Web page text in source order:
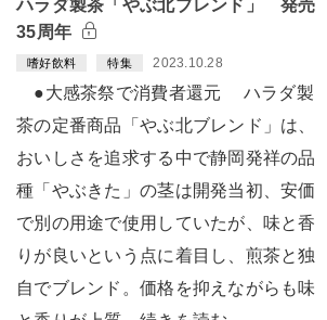
ハラダ製茶「やぶ北ブレンド」 発売
35周年
嗜好飲料 特集 2023.10.28
●大感茶祭で消費者還元 ハラダ製
茶の定番商品「やぶ北ブレンド」は、
おいしさを追求する中で静岡発祥の品
種「やぶきた」の茎は開発当初、安価
で別の用途で使用していたが、味と香
りが良いという点に着目し、煎茶と独
自でブレンド。価格を抑えながらも味